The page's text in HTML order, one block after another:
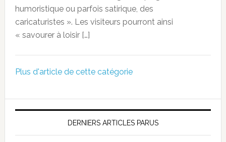
humoristique ou parfois satirique, des
caricaturistes ». Les visiteurs pourront ainsi
« savourer à loisir […]
Plus d'article de cette catégorie
DERNIERS ARTICLES PARUS